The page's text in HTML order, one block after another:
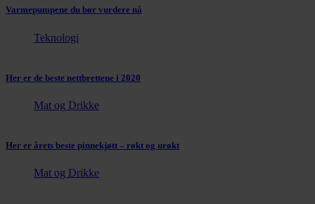
Varmepumpene du bør vurdere nå
Teknologi
Her er de beste nettbrettene i 2020
Mat og Drikke
Her er årets beste pinnekjøtt – røkt og urøkt
Mat og Drikke